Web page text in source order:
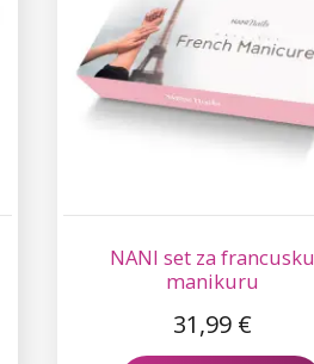
NANI set za francusku
manikuru
31,99 €